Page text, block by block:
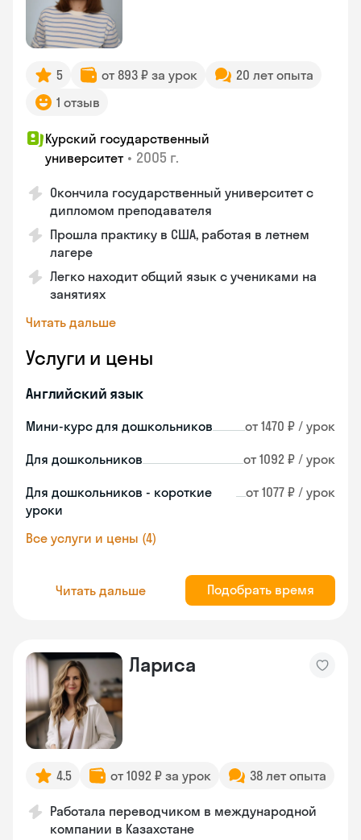
5 от 893 ₽ за урок
20 лет опыта
1 отзыв
Курский государственный
университет • 2005 г.
Окончила государственный университет с
дипломом преподавателя
Прошла практику в США, работая в летнем
лагере
Легко находит общий язык с учениками на
занятиях
Читать дальше
Услуги и цены
Английский язык
Мини-курс для дошкольников от 1470 ₽ / урок
Для дошкольников от 1092 ₽ / урок
Для дошкольников - короткие
уроки
от 1077 ₽ / урок
Все услуги и цены (4)
Читать дальше Подобрать время
Лариса
4.5 от 1092 ₽ за урок 38 лет опыта
Работала переводчиком в международной
компании в Казахстане